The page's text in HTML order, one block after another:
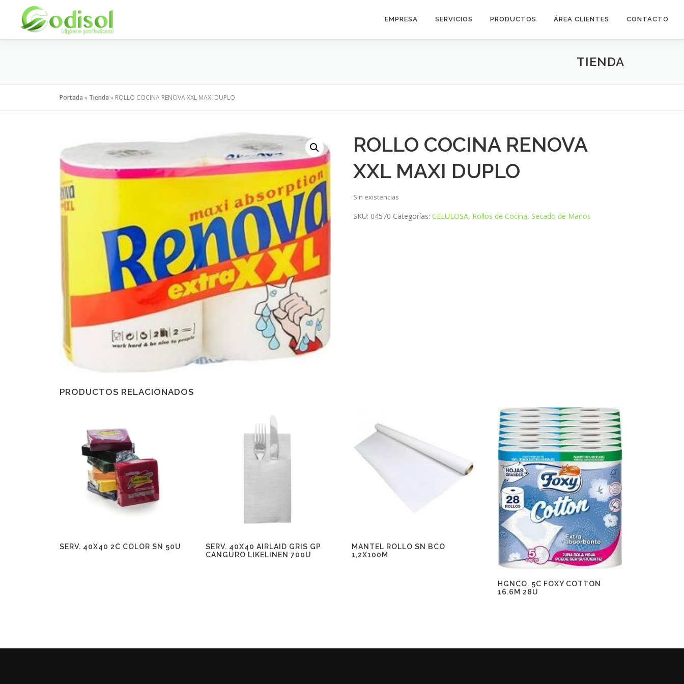
contenido
EMPRESA SERVICIOS PRODUCTOS ÁREA CLIENTES CONTACTO
TIENDA
Portada » Tienda » ROLLO COCINA RENOVA XXL MAXI DUPLO
ROLLO COCINA RENOVA
XXL MAXI DUPLO
Sin existencias
SKU: 04570 Categorías:CELULOSA, Rollos de Cocina,Secado de Manos
PRODUCTOS RELACIONADOS
SERV. 40X40 2C COLOR SN 50U
SERV. 40X40 AIRLAID GRIS GP
CANGURO LIKELINEN 700U
MANTEL ROLLO SN BCO
1,2X100M
HGNCO. 5C FOXY COTTON
16.6M 28U